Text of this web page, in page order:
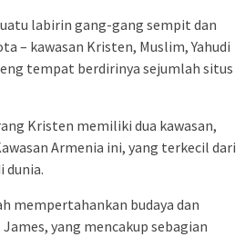
labirin gang-gang sempit dan
– kawasan Kristen, Muslim, Yahudi
tempat berdirinya sejumlah situs
Kristen memiliki dua kawasan,
Armenia ini, yang terkecil dari
dunia.
mempertahankan budaya dan
yang mencakup sebagian